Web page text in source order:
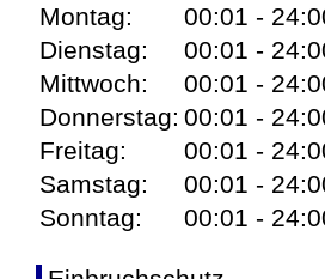
Montag:
00:01 -
Dienstag:
00:01 -
Mittwoch:
00:01 -
Donnerstag: 00:01 -
Freitag:
00:01 -
Samstag:
00:01 -
Sonntag:
00:01 -